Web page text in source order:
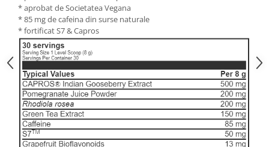
* aprobat de Societatea Vegana
* 85 mg de cafeina din surse naturale
* fortificat S7 & Capros